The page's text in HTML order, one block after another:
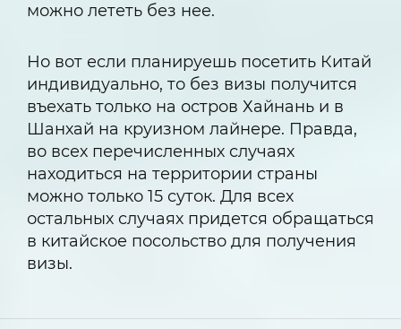
можно лететь без нее.
Но вот если планируешь посетить Китай
индивидуально, то без визы получится
въехать только на остров Хайнань и в
Шанхай на круизном лайнере. Правда,
во всех перечисленных случаях
находиться на территории страны
можно только 15 суток. Для всех
остальных случаях придется обращаться
в китайское посольство для получения
визы.